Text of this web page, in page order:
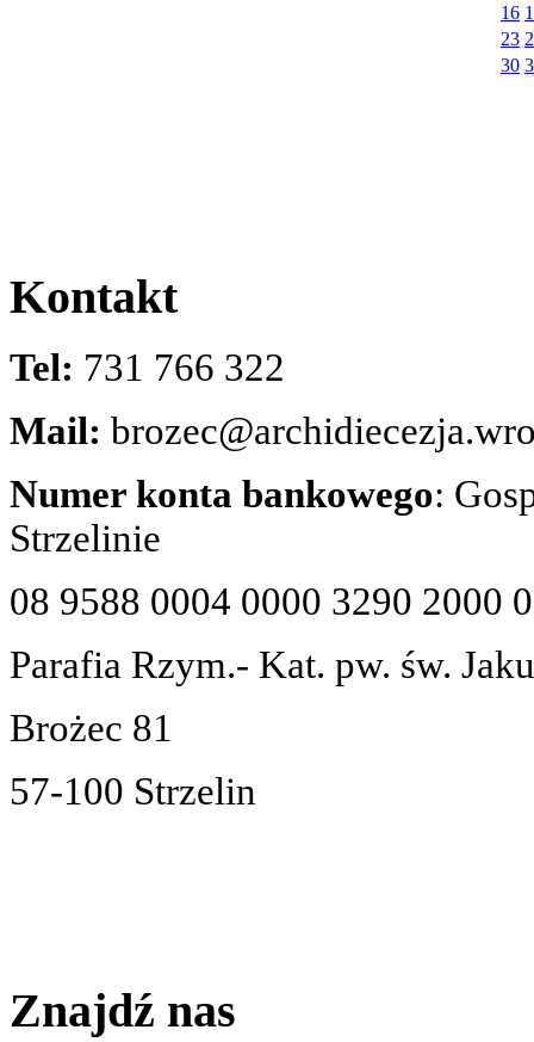
16
23
30
Kontakt
Tel: 731 766 322
Mail:
Numer konta bankowego:
Strzelinie
08 9588 0004 0000 3290 2000
Parafia Rzym.- Kat. pw. św.
Brożec 81
57-100 Strzelin
Znajdź nas